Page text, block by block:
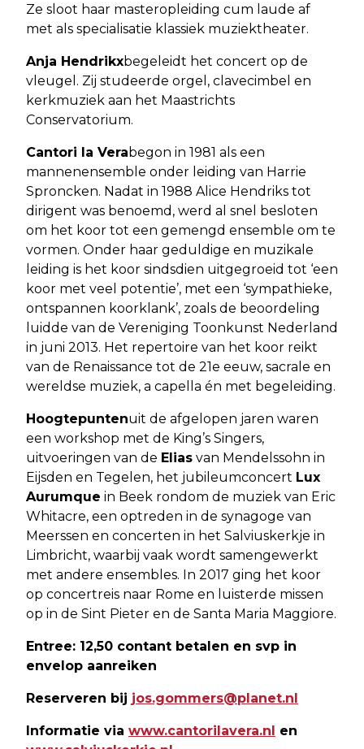
Ze sloot haar masteropleiding cum laude af
met als specialisatie klassiek muziektheater.
Anja Hendrikxbegeleidt het concert op de
vleugel. Zij studeerde orgel, clavecimbel en
kerkmuziek aan het Maastrichts
Conservatorium.
Cantori la Verabegon in 1981 als een
mannenensemble onder leiding van Harrie
Sproncken. Nadat in 1988 Alice Hendriks tot
dirigent was benoemd, werd al snel besloten
om het koor tot een gemengd ensemble om te
vormen. Onder haar geduldige en muzikale
leiding is het koor sindsdien uitgegroeid tot ‘een
koor met veel potentie’, met een ‘sympathieke,
ontspannen koorklank’, zoals de beoordeling
luidde van de Vereniging Toonkunst Nederland
in juni 2013. Het repertoire van het koor reikt
van de Renaissance tot de 21e eeuw, sacrale en
wereldse muziek, a capella én met begeleiding.
Hoogtepuntenuit de afgelopen jaren waren
een workshop met de King’s Singers,
uitvoeringen van de Elias van Mendelssohn in
Eijsden en Tegelen, het jubileumconcert Lux
Aurumque in Beek rondom de muziek van Eric
Whitacre, een optreden in de synagoge van
Meerssen en concerten in het Salviuskerkje in
Limbricht, waarbij vaak wordt samengewerkt
met andere ensembles. In 2017 ging het koor
op concertreis naar Rome en luisterde missen
op in de Sint Pieter en de Santa Maria Maggiore.
Entree: 12,50 contant betalen en svp in
envelop aanreiken
Reserveren bij jos.gommers@planet.nl
Informatie via www.cantorilavera.nl en